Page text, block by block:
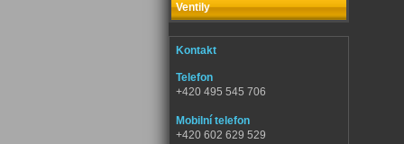
Ventily
Kontakt
Telefon
+420 495 545 706
Mobilní telefon
+420 602 629 529